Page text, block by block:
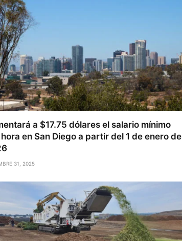
a $17.75 dólares el salario mínimo
en San Diego a partir del 1 de enero de
31, 2025